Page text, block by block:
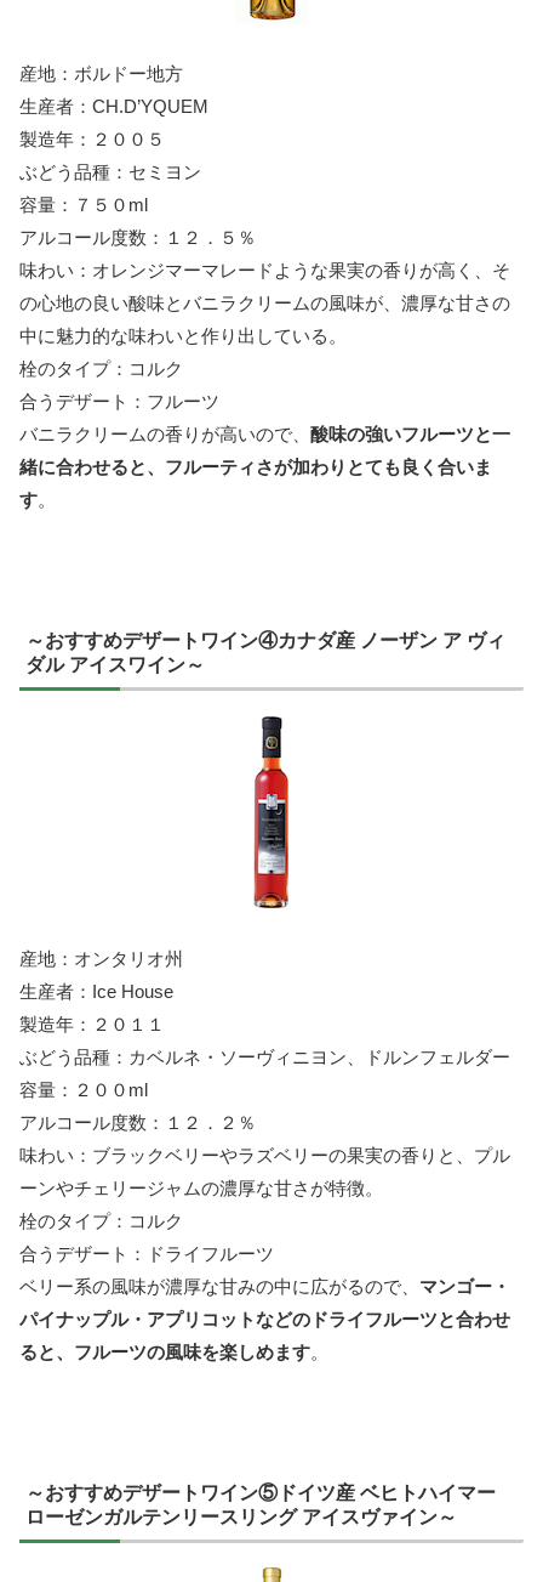
産地：ボルドー地方
生産者：CH.D’YQUEM
製造年：２００５
ぶどう品種：セミヨン
容量：７５０ml
アルコール度数：１２．５％
味わい：オレンジマーマレードような果実の香りが高く、そ
の心地の良い酸味とバニラクリームの風味が、濃厚な甘さの
中に魅力的な味わいと作り出している。
栓のタイプ：コルク
合うデザート：フルーツ
バニラクリームの香りが高いので、 酸味の強いフルーツと一
緒に合わせると、フルーティさが加わりとても良く合いま
す。
～おすすめデザートワイン④カナダ産 ノーザン ア ヴィ
ダル アイスワイン～
産地：オンタリオ州
生産者：Ice House
製造年：２０１１
ぶどう品種：カベルネ・ソーヴィニヨン、ドルンフェルダー
容量：２００ml
アルコール度数：１２．２％
味わい：ブラックベリーやラズベリーの果実の香りと、プル
ーンやチェリージャムの濃厚な甘さが特徴。
栓のタイプ：コルク
合うデザート：ドライフルーツ
ベリー系の風味が濃厚な甘みの中に広がるので、 マンゴー・
パイナップル・アプリコットなどのドライフルーツと合わせ
ると、フルーツの風味を楽しめます。
～おすすめデザートワイン⑤ドイツ産 ベヒトハイマー
ローゼンガルテンリースリング アイスヴァイン～